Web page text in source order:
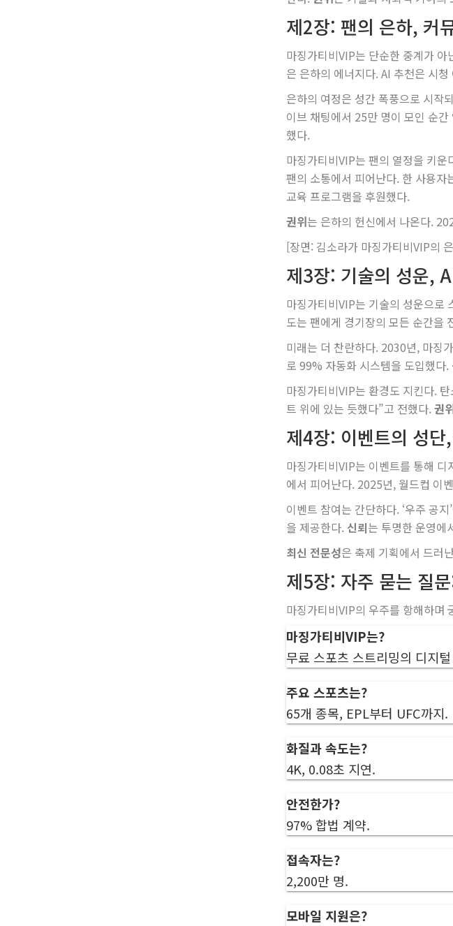
제2장: 팬의 은하, 커
마징가티비VIP는 단순한 중계가
은 은하의 에너지다. AI 추천은 시
은하의 여정은 성간 폭풍으로 시작
이브 채팅에서 25만 명이 모인 순
했다.
마징가티비VIP는 팬의 열정을 키
팬의 소통에서 피어난다. 한 사용
교육 프로그램을 후원했다.
권위는 은하의 헌신에서 나온다.
[장면: 김소라가 마징가티비VIP의
제3장: 기술의 성운,
마징가티비VIP는 기술의 성운으로
도는 팬에게 경기장의 모든 순간을
미래는 더 찬란하다. 2030년, 마징
로 99% 자동화 시스템을 도입했다.
마징가티비VIP는 환경도 지킨다.
트 위에 있는 듯했다”고 전했다.권
제4장: 이벤트의 성단
마징가티비VIP는 이벤트를 통해
에서 피어난다. 2025년, 월드컵 이
이벤트 참여는 간단하다. ‘우주 공
을 제공한다.신뢰는 투명한 운영에
최신 전문성은 축제 기획에서 드러
제5장: 자주 묻는 질
마징가티비VIP의 우주를 항해하며
마징가티비VIP는?
무료 스포츠 스트리밍의 디지
주요 스포츠는?
65개 종목, EPL부터 UFC까지.
화질과 속도는?
4K, 0.08초 지연.
안전한가?
97% 합법 계약.
접속자는?
2,200만 명.
모바일 지원은?